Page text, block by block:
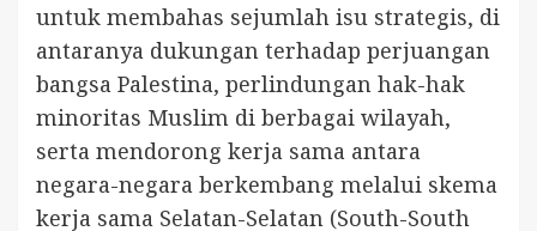
untuk membahas sejumlah isu strategis, di
antaranya dukungan terhadap perjuangan
bangsa Palestina, perlindungan hak-hak
minoritas Muslim di berbagai wilayah,
serta mendorong kerja sama antara
negara-negara berkembang melalui skema
kerja sama Selatan-Selatan (South-South